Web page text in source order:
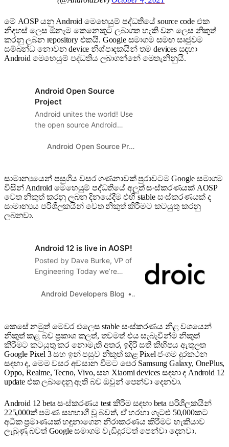
මේ AOSP යනු Android මෙහෙයුම් පද්ධතියේ source code එක
නිදහස් ලෙස ඕනෑම කෙනෙකුට ලබාගත හැකි වන ලෙස නිකුත්
කරනු ලබන repository එකයි. Google සමාගම සමඟ සෘජුවම
සම්බන්ධ නොවන device නිශ්පාදකයින් තම devices සඳහා
Android මෙහෙයුම් පද්ධතිය ලබාගන්නේ මෙතැනිනුයි.
Android Open Source
Project
Android unites the world! Use
the open source Android
your device.
Android Open Source Project
සාමාන්‍යයෙන් පසුගිය වසර ගණනාවක් පුරාවටම Google සමාගම
විසින් Android මෙහෙයුම් පද්ධතියේ අලුත් සංස්කරණයක් AOSP
වෙත නිකුත් කරනු ලබන දිනයේදීම එහි stable සංස්කරණයක් ද
සාමාන්‍යය පරිශීලකයින් වෙත නිකුත් කිරීමට කටයුතු කරනු
ලබනවා.
Android 12 is live in AOSP!
Posted by Dave Burke, VP of
Engineering Today we’re
Android Open Source Project
Android Developers Blog
කෙසේ නමුත් මෙවර එලෙස stable සංස්කරණය නිළ වශයෙන්
නිකුත් කළ බව ප්‍රකාශ කලත්, තවමත් එය සැබැවින්ම නිකුත්
කිරීමට කටයුතු කර නොමැති අතර, ඉදිරි සති කිහිපය ඇතුලත
Google Pixel 3 සහ ඉන් පසුව නිකුත් කළ Pixel ජංගම දුරකථන
සඳහා ද, මෙම වසර අවසාන වීමට පෙර Samsung Galaxy, OnePlus,
Oppo, Realme, Tecno, Vivo, සහ Xiaomi devices සඳහා ද Android 12
update එක ලබාදෙනු ඇති බව ඔවුන් පෙන්වා දෙනවා.
Android 12 beta සංස්කරණය test කිරීම සඳහා beta පරිශීලකයින්
225,000ක් පමණ සහභාගී වූ බවත්, ඒ හරහා ගැටළු 50,000කට
අධික ප්‍රමාණයක් හඳුනාගෙන නිරාකරණය කිරීමට හැකියාව
ලැබුණු බවත් Google සමාගම වැඩිදුරටත් පෙන්වා දෙනවා.